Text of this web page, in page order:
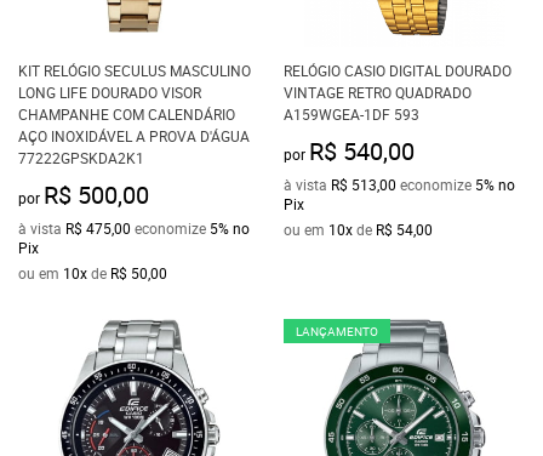
KIT RELÓGIO SECULUS MASCULINO
LONG LIFE DOURADO VISOR
CHAMPANHE COM CALENDÁRIO
AÇO INOXIDÁVEL A PROVA D'ÁGUA
77222GPSKDA2K1
por R$ 500,00
à vista R$ 475,00 economize 5%no
Pix
ou em 10xde R$ 50,00
RELÓGIO CASIO DIGITAL DOURADO
VINTAGE RETRO QUADRADO
A159WGEA-1DF 593
por R$ 540,00
à vista R$ 513,00 economize 5%no
Pix
ou em 10xde R$ 54,00
LANÇAMENTO